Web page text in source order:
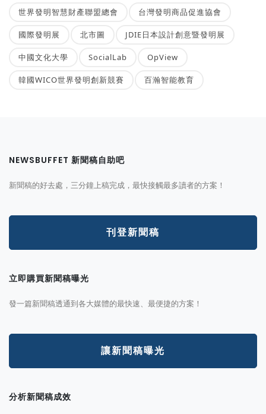
世界發明智慧財產聯盟總會 台灣發明商品促進協會
國際發明展 北市圖 JDIE日本設計創意暨發明展
中國文化大學 SocialLab OpView
韓國WICO世界發明創新競賽 百瀚智能教育
NEWSBUFFET 新聞稿自助吧
新聞稿的好去處，三分鐘上稿完成，最快接觸最多讀者的方案！
刊登新聞稿
立即購買新聞稿曝光
發一篇新聞稿透通到各大媒體的最快速、最便捷的方案！
讓新聞稿曝光
分析新聞稿成效